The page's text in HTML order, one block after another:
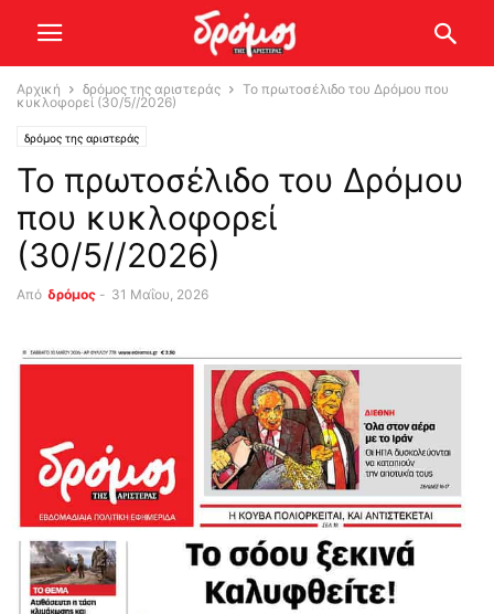
Αρχική δρόμος της αριστεράς
Το πρωτοσέλιδο του Δρόμου που
κυκλοφορεί (30/5//2026)
δρόμος της αριστεράς
Το πρωτοσέλιδο του Δρόμου
που κυκλοφορεί
(30/5//2026)
Από δρόμος - 31 Μαΐου, 2026